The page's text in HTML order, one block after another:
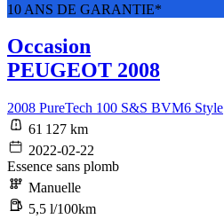
10 ANS DE GARANTIE*
Occasion
PEUGEOT 2008
2008 PureTech 100 S&S BVM6 Style
61 127 km
2022-02-22
Essence sans plomb
Manuelle
5,5 l/100km